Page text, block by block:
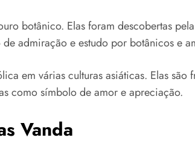
botânico. Elas foram descobertas
admiração e estudo por botânicos e
em várias culturas asiáticas. Elas são
como símbolo de amor e apreciação.
Vanda